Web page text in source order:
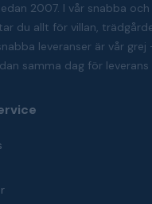
2007. I vår snabba
du allt för villan,
leveranser är vår
samma dag för leverans